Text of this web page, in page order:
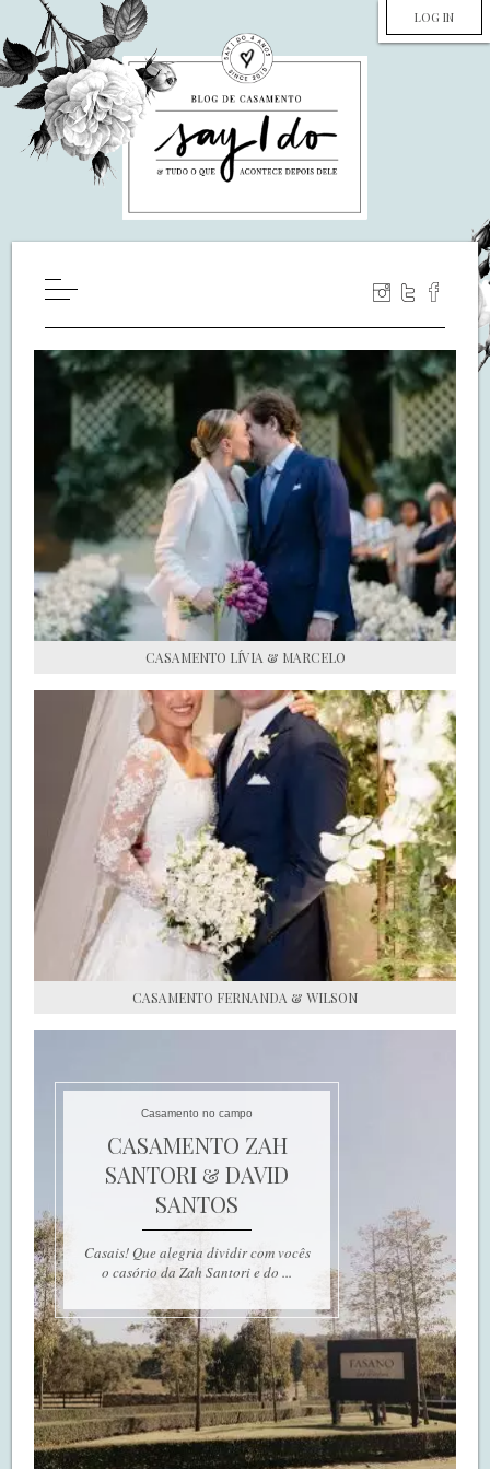
LOG IN
WILL YOU MARRY ME?
LUA DE MEL
COZINHA
DECORAÇÃO
DE NOIVA PRA NOIVA
S.O.S CASADAS
FALE COM O SAY I DO
CASAMENTO LÍVIA & MARCELO
CASAMENTO FERNANDA & WILSON
Casamento no campo
CASAMENTO ZAH
SANTORI & DAVID
SANTOS
Casais! Que alegria dividir com vocês
o casório da Zah Santori e do ...